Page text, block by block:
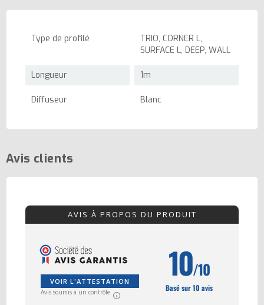
Type de profilé
TRIO, CORNER L,
SURFACE L, DEEP, WALL
Longueur 1m
Diffuseur Blanc
Avis clients
AVIS À PROPOS DU PRODUIT
VOIR L'ATTESTATION
Avis soumis à un contrôle
10/10
Basé sur 10 avis